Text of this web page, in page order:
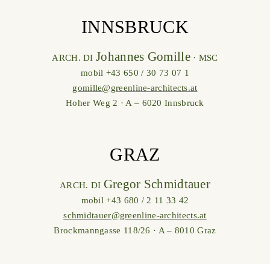
INNSBRUCK
ARCH. DIJohannes Gomille· MSC
mobil +43 650 / 30 73 07 1
gomille@greenline-architects.at
Hoher Weg 2 · A – 6020 Innsbruck
GRAZ
ARCH. DI Gregor Schmidtauer
mobil +43 680 / 2 11 33 42
schmidtauer@greenline-architects.at
Brockmanngasse 118/26 · A – 8010 Graz